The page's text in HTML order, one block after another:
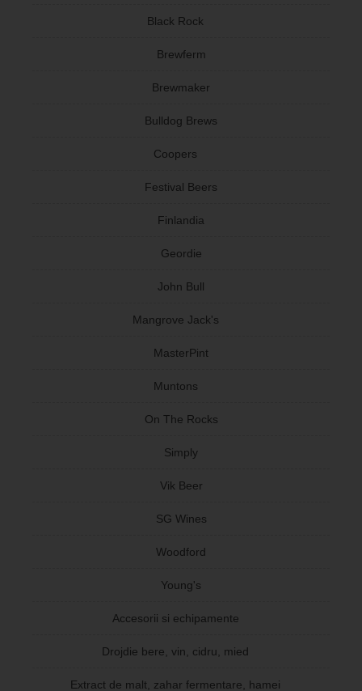
Black Rock
Brewferm
Brewmaker
Bulldog Brews
Coopers
Festival Beers
Finlandia
Geordie
John Bull
Mangrove Jack's
MasterPint
Muntons
On The Rocks
Simply
Vik Beer
SG Wines
Woodford
Young's
Accesorii si echipamente
Drojdie bere, vin, cidru, mied
Extract de malt, zahar fermentare, hamei